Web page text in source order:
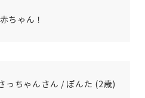
ちゃん！
っちゃんさん / ぽんた (2歳)